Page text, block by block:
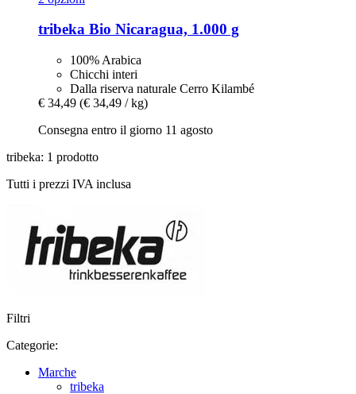
tribeka Bio Nicaragua, 1.000 g
100% Arabica
Chicchi interi
Dalla riserva naturale Cerro Kilambé
€ 34,49 (€ 34,49 / kg)
Consegna entro il giorno 11 agosto
tribeka: 1 prodotto
Tutti i prezzi IVA inclusa
Filtri
Categorie:
Marche
tribeka